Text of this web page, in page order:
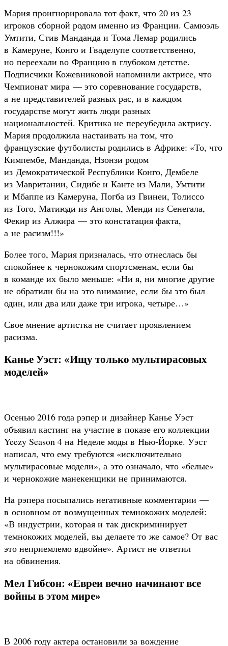
Мария проигнорировала тот факт, что 20 из 23
игроков сборной родом именно из Франции. Самюэль
Умтити, Стив Манданда и Тома Лемар родились
в Камеруне, Конго и Гваделупе соответственно,
но переехали во Францию в глубоком детстве.
Подписчики Кожевниковой напомнили актрисе, что
Чемпионат мира — это соревнование государств,
а не представителей разных рас, и в каждом
государстве могут жить люди разных
национальностей. Критика не переубедила актрису.
Мария продолжила настаивать на том, что
французские футболисты родились в Африке: «То, что
Кимпембе, Манданда, Нзонзи родом
из Демократической Республики Конго, Дембеле
из Мавритании, Сидибе и Канте из Мали, Умтити
и Мбаппе из Камеруна, Погба из Гвинеи, Толиссо
из Того, Матиюди из Анголы, Менди из Сенегала,
Фекир из Алжира — это констатация факта,
а не расизм!!!»
Более того, Мария призналась, что отнеслась бы
спокойнее к чернокожим спортсменам, если бы
в команде их было меньше: «Ни я, ни многие другие
не обратили бы на это внимание, если бы это был
один, или два или даже три игрока, четыре…»
Свое мнение артистка не считает проявлением
расизма.
Канье Уэст: «Ищу только мультирасовых
моделей»
Осенью 2016 года рэпер и дизайнер Канье Уэст
объявил кастинг на участие в показе его коллекции
Yeezy Season 4 на Неделе моды в Нью-Йорке. Уэст
написал, что ему требуются «исключительно
мультирасовые модели», а это означало, что «белые»
и чернокожие манекенщики не принимаются.
На рэпера посыпались негативные комментарии —
в основном от возмущенных темнокожих моделей:
«В индустрии, которая и так дискриминирует
темнокожих моделей, вы делаете то же самое? От вас
это неприемлемо вдвойне». Артист не ответил
на обвинения.
Мел Гибсон: «Евреи вечно начинают все
войны в этом мире»
В 2006 году актера остановили за вождение